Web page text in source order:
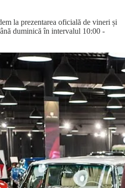
la prezentarea oficială de vineri și
duminică în intervalul 10:00 -